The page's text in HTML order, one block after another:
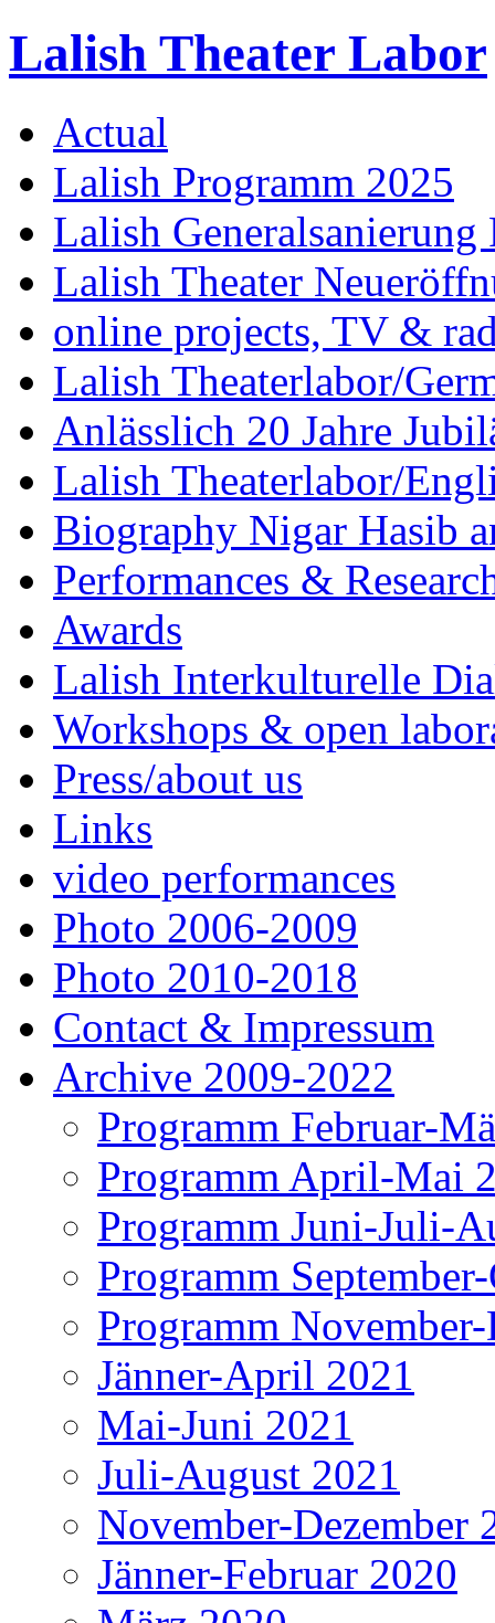
Lalish Theater Labor
Actual
Lalish Programm 2025
Lalish
Lalish Theater
online projects, TV &
Lalish Theaterlabor/
Anlässlich 20 Jahre
Lalish Theaterlabor/
Biography Nigar Hasib
Performances &
Awards
Lalish Interkulturelle
Workshops & open
Press/about us
Links
video performances
Photo 2006-2009
Photo 2010-2018
Contact & Impressum
Archive 2009-2022
Programm Februar-
Programm April-Mai
Programm Juni-Juli-
Programm
Programm
Jänner-April 2021
Mai-Juni 2021
Juli-August 2021
November-Dezember
Jänner-Februar 2020